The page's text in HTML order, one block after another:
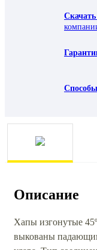
Скачать
Описание
Хапы изгонутые
выкованы